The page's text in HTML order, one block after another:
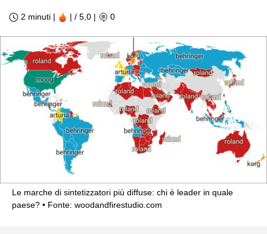
2 minuti | | / 5,0 | 0
Le marche di sintetizzatori più diffuse: chi è leader in quale
paese?
Fonte: woodandfirestudio.com